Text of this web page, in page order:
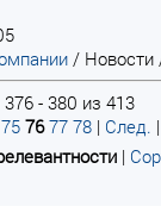
/ Новости
- 380 из 413
75 76 77 78 | След. |
|